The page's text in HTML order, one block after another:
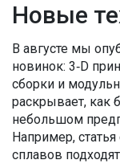
Новые
В августе мы
новинок: 3‑D
сборки и
раскрывает, как
небольшом
Например, статья
сплавов